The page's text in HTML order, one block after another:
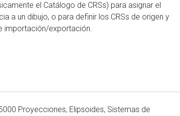
el Catálogo de CRSs) para asignar el
a un dibujo, o para definir los CRSs de origen y
importación/exportación.
Proyecciones, Elipsoides, Sistemas de